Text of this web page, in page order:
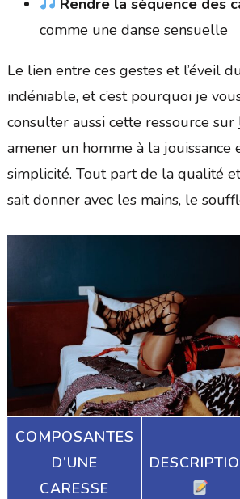
comme une danse sensuelle
Le lien entre ces gestes et l’éveil
indéniable, et c’est pourquoi je
consulter aussi cette ressource sur
amener un homme à la jouissance
simplicité. Tout part de la qualité
sait donner avec les mains, le
COMPOSANTES
D’UNE
CARESSE